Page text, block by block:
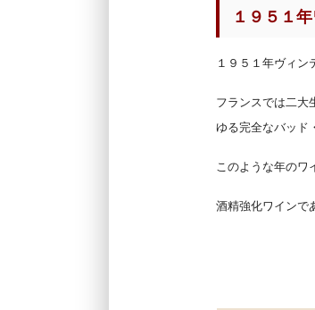
１９５１
１９５１年ヴィン
フランスでは二大
ゆる完全なバッド
このような年のワ
酒精強化ワインで